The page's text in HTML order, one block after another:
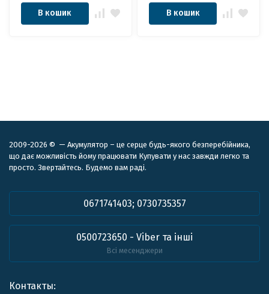
В кошик В кошик
2009-2026 © — Акумулятор – це серце будь-якого безперебійника,
що дає можливість йому працювати Купувати у нас завжди легко та
просто. Звертайтесь. Будемо вам раді.
0671741403; 0730735357
0500723650 - Viber та інші
Всі месенджери
Контакты: